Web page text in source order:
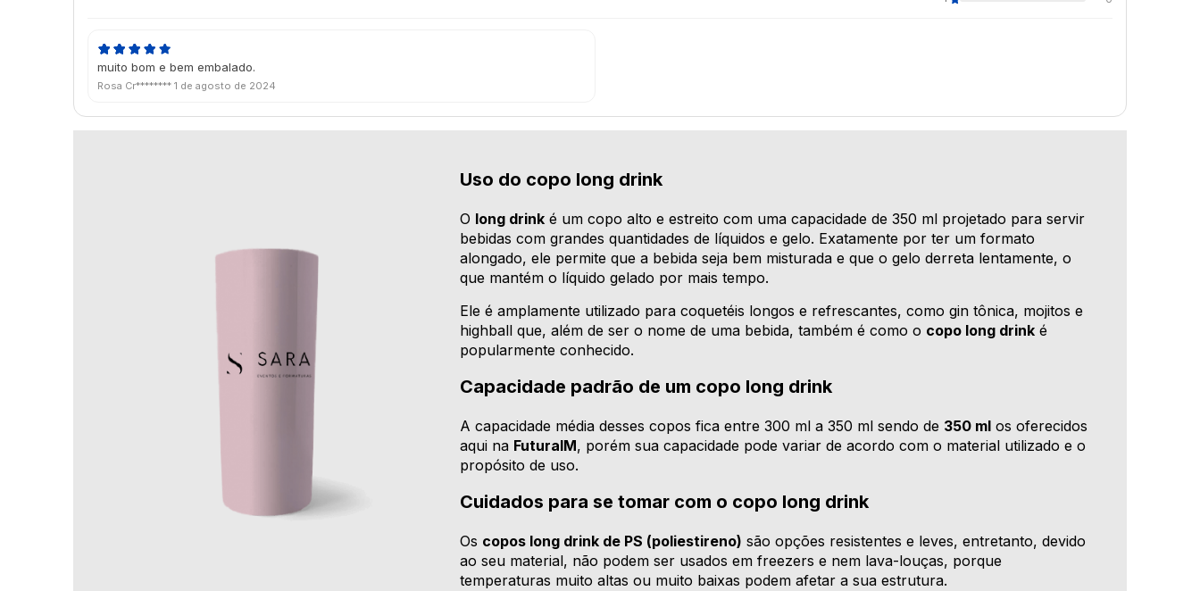
muito bom e bem embalado.
Rosa Cr******** 1 de agosto de 2024
Uso do copo long drink
O long drink é um copo alto e estreito com uma capacidade de 350 ml projetado para servir
bebidas com grandes quantidades de líquidos e gelo. Exatamente por ter um formato
alongado, ele permite que a bebida seja bem misturada e que o gelo derreta lentamente, o
que mantém o líquido gelado por mais tempo.
Ele é amplamente utilizado para coquetéis longos e refrescantes, como gin tônica, mojitos e
highball que, além de ser o nome de uma bebida, também é como o copo long drink é
popularmente conhecido.
Capacidade padrão de um copo long drink
A capacidade média desses copos fica entre 300 ml a 350 ml sendo de 350 ml os oferecidos
aqui na FuturaIM, porém sua capacidade pode variar de acordo com o material utilizado e o
propósito de uso.
Cuidados para se tomar com o copo long drink
Os copos long drink de PS (poliestireno) são opções resistentes e leves, entretanto, devido
ao seu material, não podem ser usados em freezers e nem lava-louças, porque
temperaturas muito altas ou muito baixas podem afetar a sua estrutura.